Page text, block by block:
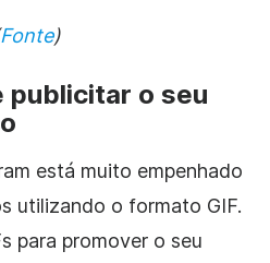
Fonte)
publicitar o seu
está muito empenhado
utilizando o formato GIF.
para promover o seu